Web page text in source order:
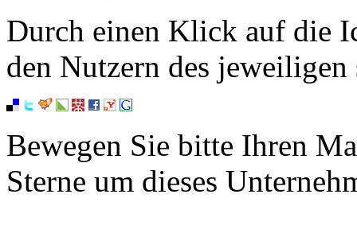
Durch einen Klick auf die
den Nutzern des
Bewegen Sie bitte Ihren
Sterne um dieses